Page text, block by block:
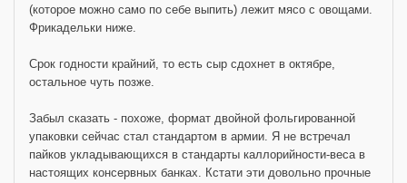
(которое можно само по себе выпить) лежит мясо с овощами.
Фрикадельки ниже.
Срок годности крайний, то есть сыр сдохнет в октябре,
остальное чуть позже.
Забыл сказать - похоже, формат двойной фольгированной
упаковки сейчас стал стандартом в армии. Я не встречал
пайков укладывающихся в стандарты каллорийности-веса в
настоящих консервных банках. Кстати эти довольно прочные